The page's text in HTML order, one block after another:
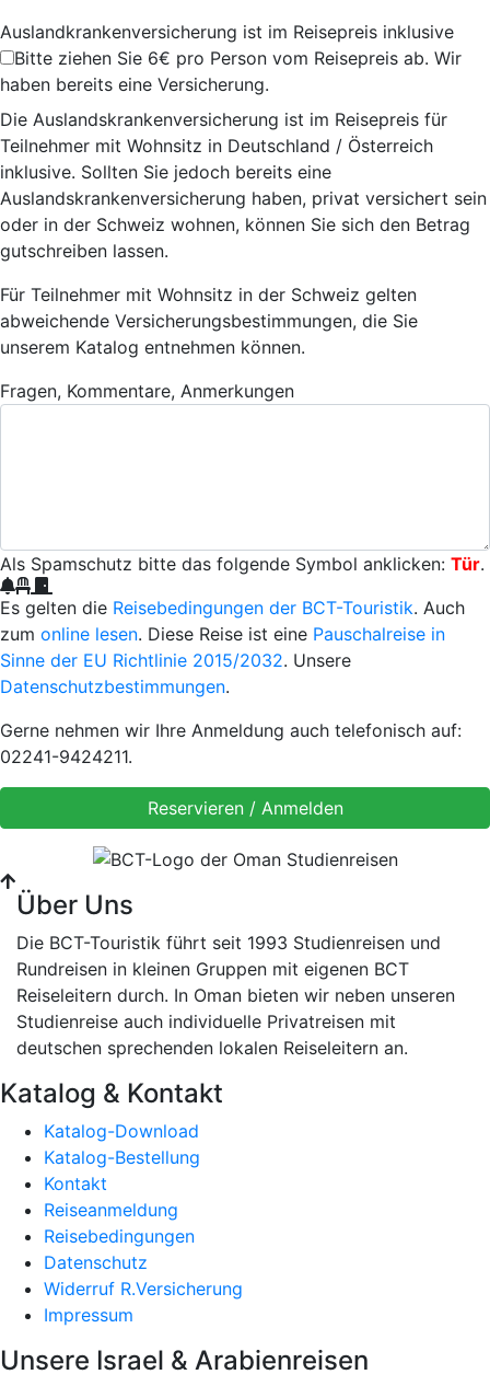
Auslandkrankenversicherung ist im Reisepreis inklusive
Bitte ziehen Sie 6€ pro Person vom Reisepreis ab. Wir
haben bereits eine Versicherung.
Die Auslandskrankenversicherung ist im Reisepreis für
Teilnehmer mit Wohnsitz in Deutschland / Österreich
inklusive. Sollten Sie jedoch bereits eine
Auslandskrankenversicherung haben, privat versichert sein
oder in der Schweiz wohnen, können Sie sich den Betrag
gutschreiben lassen.
Für Teilnehmer mit Wohnsitz in der Schweiz gelten
abweichende Versicherungsbestimmungen, die Sie
unserem Katalog entnehmen können.
Fragen, Kommentare, Anmerkungen
Als Spamschutz bitte das folgende Symbol anklicken: Tür.
Es gelten die Reisebedingungen der BCT-Touristik. Auch
zum online lesen. Diese Reise ist eine Pauschalreise in
Sinne der EU Richtlinie 2015/2032. Unsere
Datenschutzbestimmungen.
Gerne nehmen wir Ihre Anmeldung auch telefonisch auf:
02241-9424211.
Über Uns
Die BCT-Touristik führt seit 1993 Studienreisen und
Rundreisen in kleinen Gruppen mit eigenen BCT
Reiseleitern durch. In Oman bieten wir neben unseren
Studienreise auch individuelle Privatreisen mit
deutschen sprechenden lokalen Reiseleitern an.
Katalog & Kontakt
Katalog-Download
Katalog-Bestellung
Kontakt
Reiseanmeldung
Reisebedingungen
Datenschutz
Widerruf R.Versicherung
Impressum
Unsere Israel & Arabienreisen